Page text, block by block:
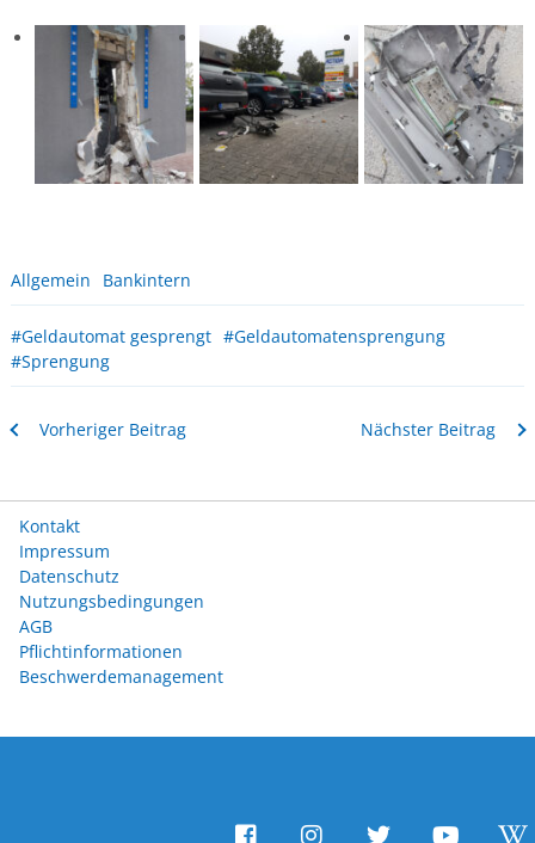
Allgemein Bankintern
#Geldautomat gesprengt #Geldautomatensprengung
#Sprengung
Vorheriger Beitrag Nächster Beitrag
Kontakt
Impressum
Datenschutz
Nutzungsbedingungen
AGB
Pflichtinformationen
Beschwerdemanagement